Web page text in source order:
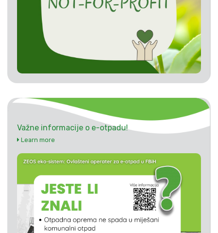
Važne informacije o e-otpadu!
Learn more